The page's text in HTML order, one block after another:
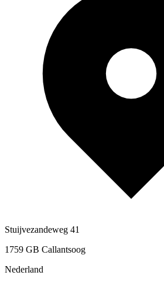
Stuijvezandeweg 41
1759 GB Callantsoog
Nederland